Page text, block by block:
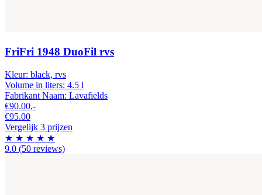
FriFri 1948 DuoFil rvs
Kleur: black, rvs
Volume in liters: 4.5 l
Fabrikant Naam: Lavafields
€90.00,-
€95.00
Vergelijk 3 prijzen
★ ★ ★ ★ ★
9.0 (50 reviews)